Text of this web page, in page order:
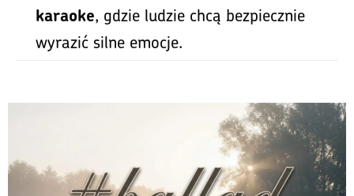
karaoke, gdzie ludzie chcą bezpiecznie
wyrazić silne emocje.